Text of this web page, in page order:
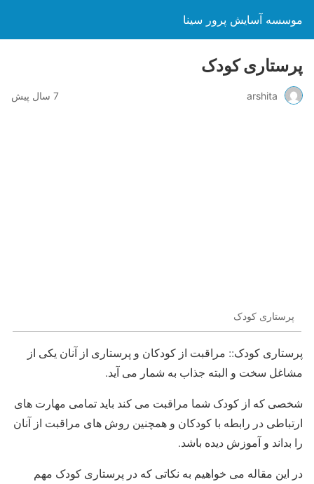
موسسه آسایش پرور سینا
پرستاری کودک
arshita 7 سال پیش
پرستاری کودک
پرستاری کودک:: مراقبت از کودکان و پرستاری از آنان یکی از
مشاغل سخت و البته جذاب به شمار می آید.
شخصی که از کودک شما مراقبت می کند باید تمامی مهارت های
ارتباطی در رابطه با کودکان و همچنین روش های مراقبت از آنان
را بداند و آموزش دیده باشد.
در این مقاله می خواهیم به نکاتی که در پرستاری کودک مهم